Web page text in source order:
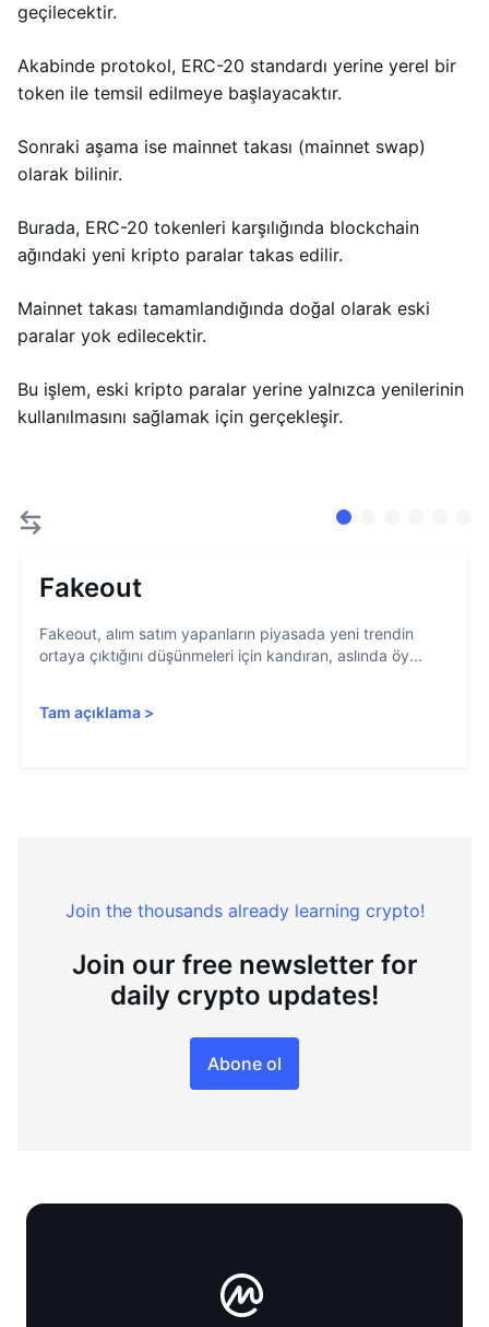
geçilecektir.
Akabinde protokol, ERC-20 standardı yerine yerel bir
token ile temsil edilmeye başlayacaktır.
Sonraki aşama ise mainnet takası (mainnet swap)
olarak bilinir.
Burada, ERC-20 tokenleri karşılığında blockchain
ağındaki yeni kripto paralar takas edilir.
Mainnet takası tamamlandığında doğal olarak eski
paralar yok edilecektir.
Bu işlem, eski kripto paralar yerine yalnızca yenilerinin
kullanılmasını sağlamak için gerçekleşir.
Fakeout
Fakeout, alım satım yapanların piyasada yeni trendin
ortaya çıktığını düşünmeleri için kandıran, aslında öy...
Tam açıklama >
Join the thousands already learning crypto!
Join our free newsletter for
daily crypto updates!
Abone ol